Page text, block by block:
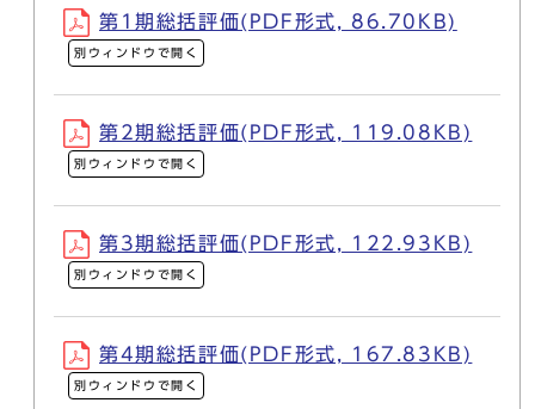
第1期総括評価(PDF形式, 86.70KB)
別ウィンドウで開く
第2期総括評価(PDF形式, 119.08KB)
別ウィンドウで開く
第3期総括評価(PDF形式, 122.93KB)
別ウィンドウで開く
第4期総括評価(PDF形式, 167.83KB)
別ウィンドウで開く